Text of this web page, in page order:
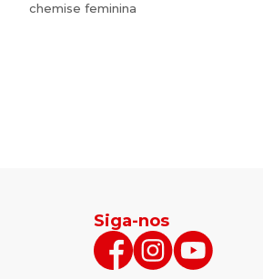
chemise feminina
Siga-nos